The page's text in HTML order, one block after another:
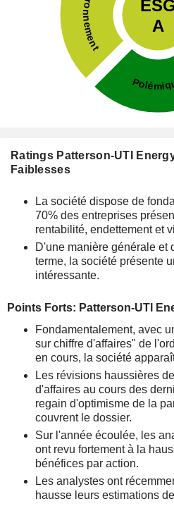
Ratings Patterson-UTI
Faiblesses
La société dispose de
70% des entreprises
rentabilité, endettement et
D'une manière générale et
terme, la société présente
intéressante.
Points Forts: Patterson-UTI
Fondamentalement, avec
sur chiffre d'affaires" de
en cours, la société
Les révisions haussières
d'affaires au cours des
regain d'optimisme de la
couvrent le dossier.
Sur l'année écoulée, les
ont revu fortement à la
bénéfices par action.
Les analystes ont
hausse leurs estimations